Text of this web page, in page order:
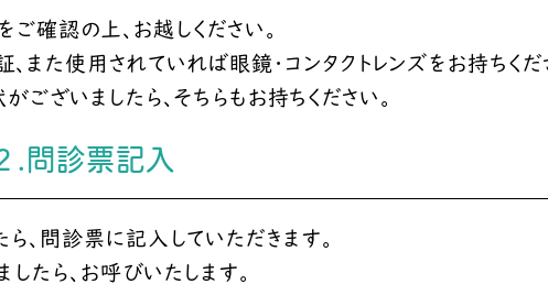
確認の上、お越しください。
た使用されていれば眼鏡・コンタクトレンズをお持ちくだ
ざいましたら、そちらもお持ちください。
.問診票記入
、問診票に記入していただきます。
したら、お呼びいたします。